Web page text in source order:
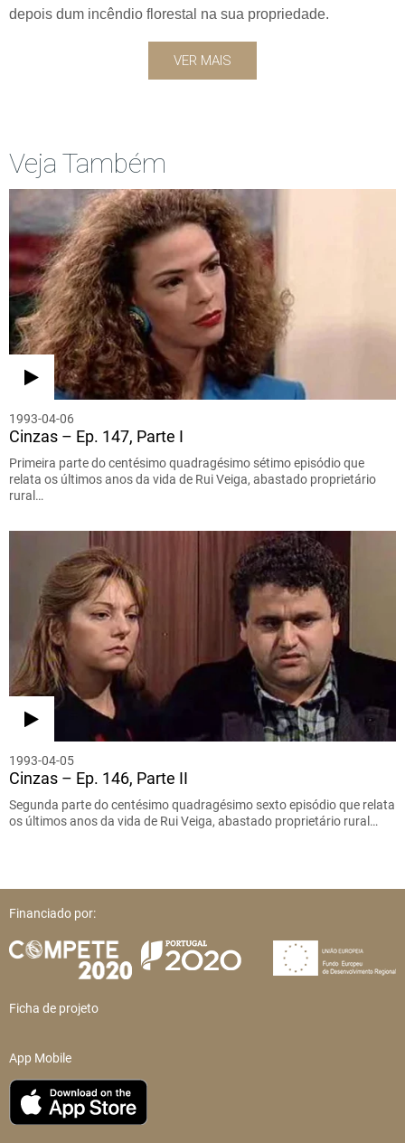
depois dum incêndio florestal na sua propriedade.
VER MAIS
Veja Também
1993-04-06
Cinzas – Ep. 147, Parte I
Primeira parte do centésimo quadragésimo sétimo episódio que
relata os últimos anos da vida de Rui Veiga, abastado proprietário
rural…
1993-04-05
Cinzas – Ep. 146, Parte II
Segunda parte do centésimo quadragésimo sexto episódio que relata
os últimos anos da vida de Rui Veiga, abastado proprietário rural…
Financiado por:
Ficha de projeto
App Mobile